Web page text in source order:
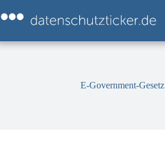
Inhalt
springen
E-Government-Gesetz